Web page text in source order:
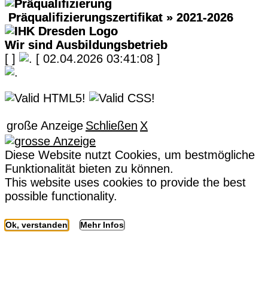
Präqualifizierungszertifikat » 2021-2026
Wir sind Ausbildungsbetrieb
[ ] [ 02.04.2026 03:41:08 ]
große Anzeige Schließen X
Diese Website nutzt Cookies, um bestmögliche
Funktionalität bieten zu können.
This website uses cookies to provide the best
possible functionality.
Ok, verstanden Mehr Infos